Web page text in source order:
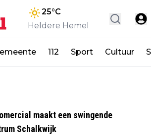
25°C
Heldere Hemel
112 Sport Cultuur
maakt een swingende
Schalkwijk